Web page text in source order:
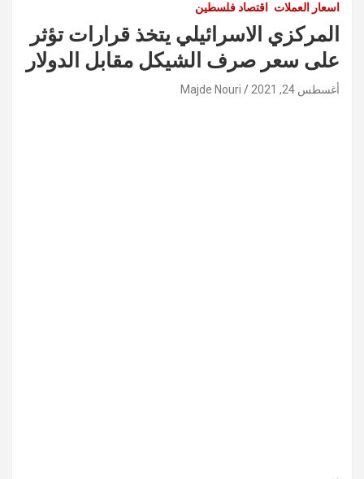
اسعار العملات اقتصاد فلسطين
المركزي الاسرائيلي يتخذ قرارات تؤثر
على سعر صرف الشيكل مقابل الدولار
أغسطس 24, 2021 Majde Nouri